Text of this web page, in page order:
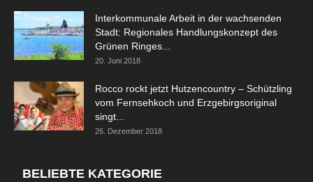
Interkommunale Arbeit in der wachsenden
Stadt: Regionales Handlungskonzept des
Grünen Ringes...
20. Juni 2018
Rocco rockt jetzt Hutzencountry – Schützling
vom Fernsehkoch und Erzgebirgsoriginal
singt...
26. Dezember 2018
BELIEBTE KATEGORIE